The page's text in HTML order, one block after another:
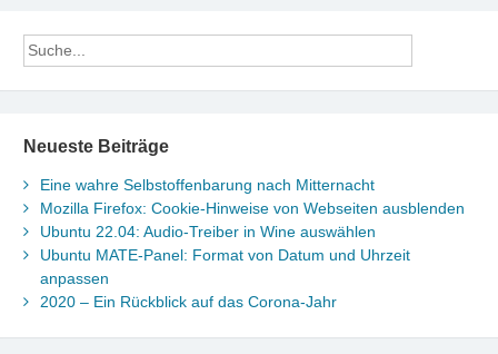
Neueste Beiträge
Eine wahre Selbstoffenbarung nach Mitternacht
Mozilla Firefox: Cookie-Hinweise von Webseiten ausblenden
Ubuntu 22.04: Audio-Treiber in Wine auswählen
Ubuntu MATE-Panel: Format von Datum und Uhrzeit
anpassen
2020 – Ein Rückblick auf das Corona-Jahr